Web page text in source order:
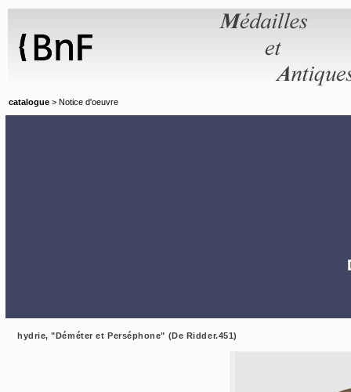
catalogue > Notice d'oeuvre
hydrie, "Déméter et Perséphone" (De Ridder.451)